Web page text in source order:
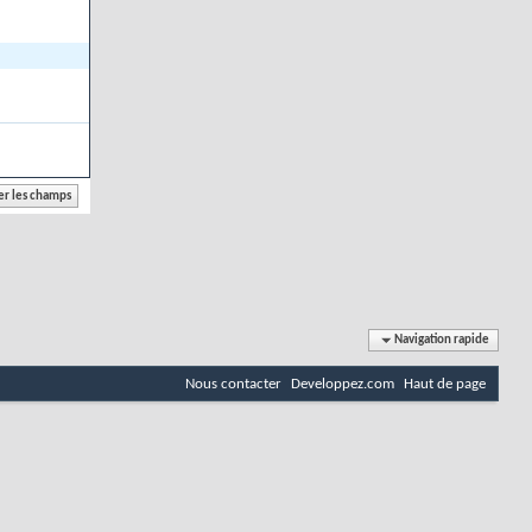
Navigation rapide
Nous contacter Developpez.com Haut de page